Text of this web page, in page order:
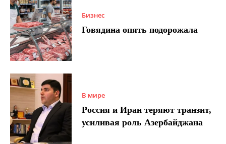
Бизнес
Говядина опять подорожала
В мире
Россия и Иран теряют транзит,
усиливая роль Азербайджана